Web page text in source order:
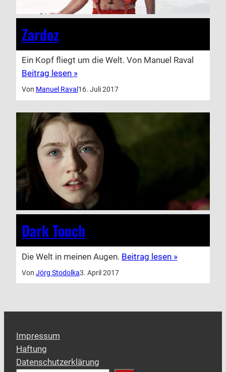
Zardoz
Ein Kopf fliegt um die Welt. Von Manuel Raval
Beitrag lesen »
Von Manuel Raval 16. Juli 2017
Dark Touch
Die Welt in meinen Augen. Beitrag lesen »
Von Jörg Stodolka3. April 2017
Impressum
Haftung
Datenschutzerklärung